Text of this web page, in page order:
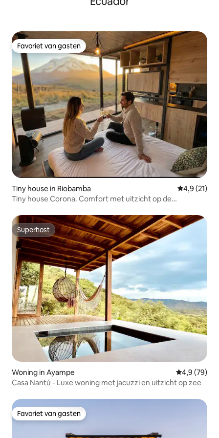
Favoriet van gasten
Favoriet van gasten
Tiny house in Riobamba
4,9 (21)
Tiny house Corona. Comfort met uitzicht op de
Superhost
Superhost
Woning in Ayampe Gemiddelde
4,9 (79)
Casa Nantú - Luxe woning met jacuzzi en uitzicht op zee
Favoriet van gasten
Favoriet van gasten